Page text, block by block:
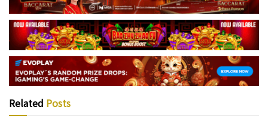
Related Posts